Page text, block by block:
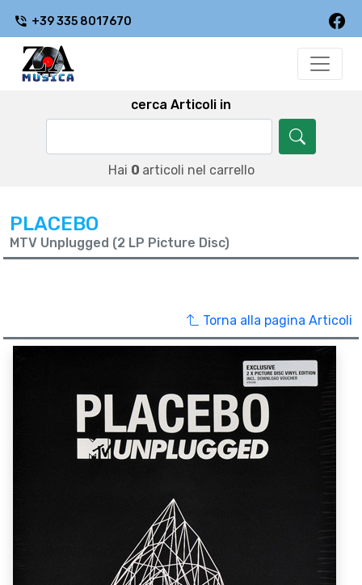
+39 335 8017670
cerca Articoli in
Hai 0 articoli nel carrello
PLACEBO
MTV Unplugged (2 LP Picture Disc)
Torna alla pagina Articoli